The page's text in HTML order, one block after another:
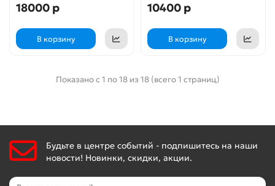
18000 р
В корзину
10400 р
В корзину
Показано с 1 по 18 из 18 (всего 1 страниц)
Будьте в центре событий - подпишитесь на наши
новости! Новинки, скидки, акции.